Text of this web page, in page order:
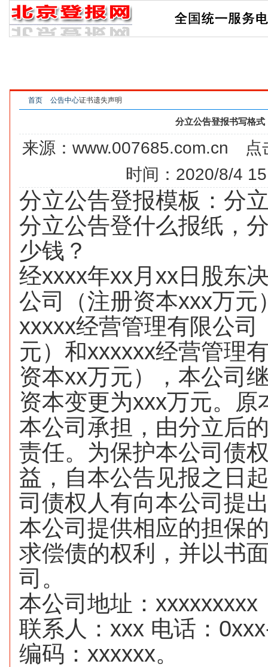
首页 公告中心证书遗失声明
分立公告登报书写格式
来源：www.007685.com.cn 点
时间：2020/8/4
分立公告登报模板：分
分立公告登什么报纸，
少钱？
经xxxx年xx月xx日股东
公司（注册资本xxx万元
xxxxx经营管理有限公司
元）和xxxxxx经营管理
资本xx万元），本公司
资本变更为xxx万元。原
本公司承担，由分立后
责任。为保护本公司债
益，自本公告见报之日
司债权人有向本公司提
本公司提供相应的担保
求偿债的权利，并以书
司。
本公司地址：xxxxxxxxx
联系人：xxx 电话：
编码：xxxxxx。